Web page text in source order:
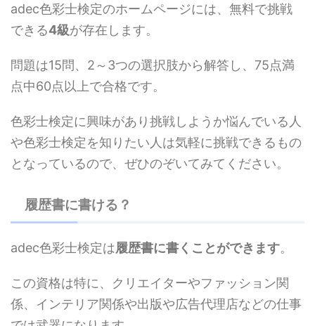
adec色彩士検定のホームページには、無料で挑戦
できる4級が存在します。
問題は15問、2～3つの選択肢から解答し、75点満
点中60点以上で合格です。
色彩士検定に興味があり挑戦しようか悩んでいる人
や色彩士検定を知りたい人は気軽に挑戦できるもの
となっているので、ぜひのぞいてみてください。
履歴書に書ける？
adec色彩士検定は履歴書に書くことができます。
この資格は特に、クリエイターやファッション関
係、インテリア関係や出版や広告代理店などの仕事